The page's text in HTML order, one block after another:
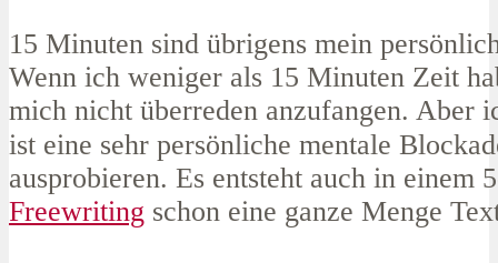
15 Minuten sind übrigens mein
Wenn ich weniger als 15 Minuten Zeit
mich nicht überreden anzufangen. Aber
ist eine sehr persönliche mentale
ausprobieren. Es entsteht auch in einem
Freewriting schon eine ganze Menge